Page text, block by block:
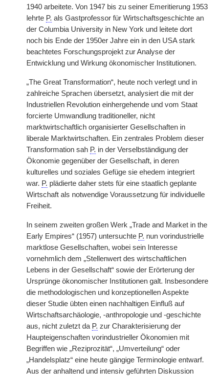
1940 arbeitete. Von 1947 bis zu seiner Emeritierung 1953
lehrte P. als Gastprofessor für Wirtschaftsgeschichte an
der Columbia University in New York und leitete dort
noch bis Ende der 1950er Jahre ein in den USA stark
beachtetes Forschungsprojekt zur Analyse der
Entwicklung und Wirkung ökonomischer Institutionen.
„The Great Transformation“, heute noch verlegt und in
zahlreiche Sprachen übersetzt, analysiert die mit der
Industriellen Revolution einhergehende und vom Staat
forcierte Umwandlung traditioneller, nicht
marktwirtschaftlich organisierter Gesellschaften in
liberale Marktwirtschaften. Ein zentrales Problem dieser
Transformation sah P. in der Verselbständigung der
Ökonomie gegenüber der Gesellschaft, in deren
kulturelles und soziales Gefüge sie ehedem integriert
war. P. plädierte daher stets für eine staatlich geplante
Wirtschaft als notwendige Voraussetzung für individuelle
Freiheit.
In seinem zweiten großen Werk „Trade and Market in the
Early Empires“ (1957) untersuchte P. nun vorindustrielle
marktlose Gesellschaften, wobei sein Interesse
vornehmlich dem „Stellenwert des wirtschaftlichen
Lebens in der Gesellschaft“ sowie der Erörterung der
Ursprünge ökonomischer Institutionen galt. Insbesondere
die methodologischen und konzeptionellen Aspekte
dieser Studie übten einen nachhaltigen Einfluß auf
Wirtschaftsarchäologie, -anthropologie und -geschichte
aus, nicht zuletzt da P. zur Charakterisierung der
Haupteigenschaften vorindustrieller Ökonomien mit
Begriffen wie „Reziprozität“, „Umverteilung“ oder
„Handelsplatz“ eine heute gängige Terminologie entwarf.
Aus der anhaltend und intensiv geführten Diskussion